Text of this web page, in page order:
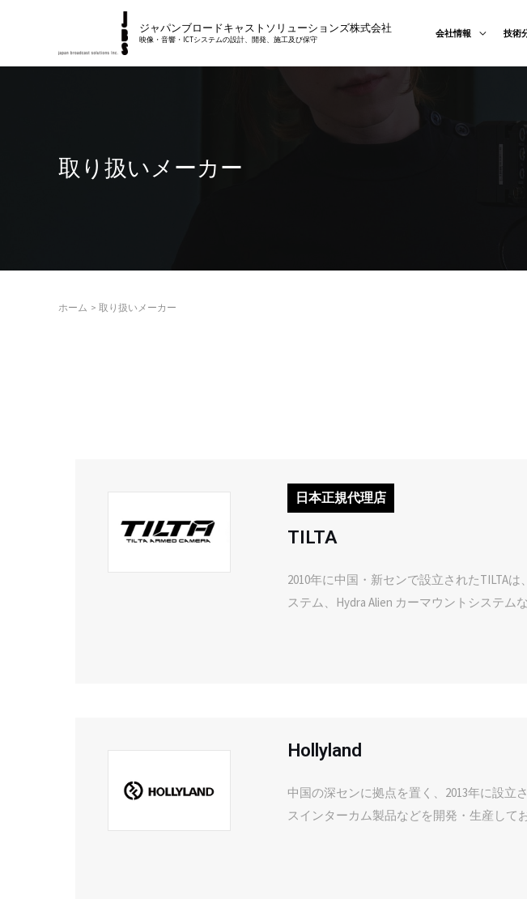
ジャパンブロードキャストソリューションズ株式会社
映像・音響・ICTシステムの設計、開発、施工及び保守
会社情報 技術
取り扱いメーカー
ホーム 取り扱いメーカー
日本正規代理店
TILTA
2010年に中国・新センで設立されたTILTA
ステム、Hydra Alien カーマウントシステム
Hollyland
中国の深センに拠点を置く、2013年に設立
スインターカム製品などを開発・生産して